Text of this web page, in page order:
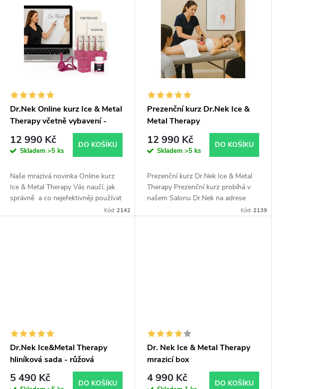
Dr.Nek Online kurz Ice & Metal
Therapy včetně vybavení -
online varianta
12 990 Kč
Skladem>5 ks
DO KOŠÍKU
Naše mrazivá novinka Online kurz
Ice & Metal Therapy Vás naučí, jak
správně a co nejefektivněji používat
nástroje a aplikovat speciální směs
Kód: 2142
Prezenční kurz Dr.Nek Ice &
Metal Therapy
12 990 Kč
Skladem >5 ks
DO KOŠÍKU
Prezenční kurz Dr.Nek Ice & Metal
Therapy Prezenční kurz probíhá v
našem Salonu Dr.Nek na adrese
Kloboučnická 1442/4, Praha 4 nebo
Kód: 2139
Dr.Nek Ice&Metal Therapy
hliníková sada - růžová
5 490 Kč DO KOŠÍKU
Dr. Nek Ice & Metal Therapy
mrazicí box
4 990 Kč DO KOŠÍKU